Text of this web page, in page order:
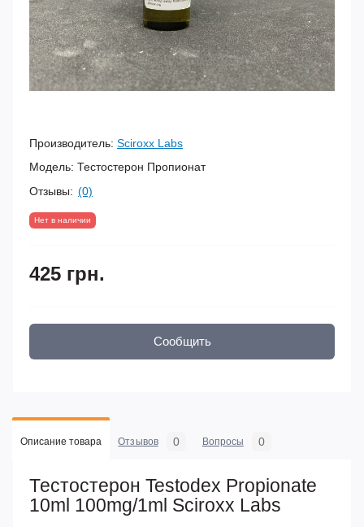
Производитель: Sciroxx Labs
Модель: Тестостерон Пропионат
Отзывы: (0)
Нет в наличии
425 грн.
Сообщить
Описание товара Отзывов 0 Вопросы 0
Тестостерон Testodex Propionate
10ml 100mg/1ml Sciroxx Labs